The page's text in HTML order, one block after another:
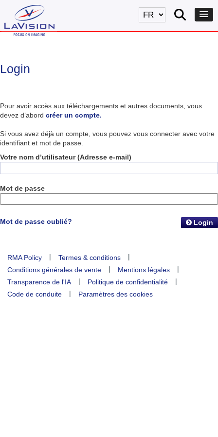
Login
Pour avoir accès aux téléchargements et autres documents, vous
devez d’abord créer un compte.
Si vous avez déjà un compte, vous pouvez vous connecter avec votre
identifiant et mot de passe.
Votre nom d’utilisateur (Adresse e-mail)
Mot de passe
Mot de passe oublié? Login
RMA Policy | Termes & conditions
|
Conditions générales de vente
| Mentions légales
|
Transparence de l'IA
| Politique de confidentialité
|
Code de conduite
| Paramètres des cookies